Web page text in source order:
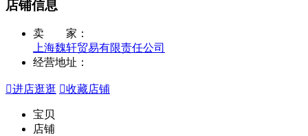
店铺信息
卖 家：
上海魏轩贸易有限责任公司
经营地址：
进店逛逛 收藏店铺
宝贝
店铺